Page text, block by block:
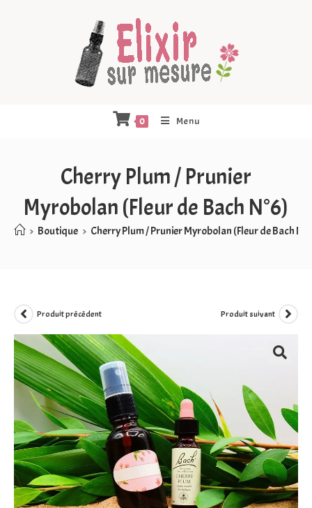
0 Menu
Cherry Plum / Prunier
Myrobolan (Fleur de Bach N°6)
> Boutique > Cherry Plum / Prunier Myrobolan (Fleur de Bach
Produit précédent Produit suivant